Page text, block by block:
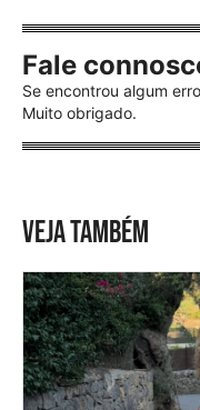
Fale
Se encontrou algum
Muito obrigado.
VEJA TAMBÉM